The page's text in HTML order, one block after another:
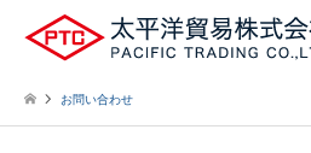
お問い合わせ